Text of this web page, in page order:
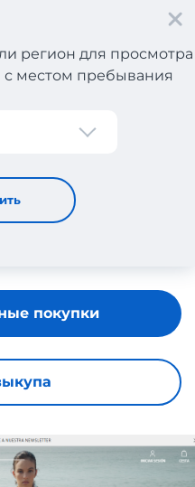
регион для просмотра
с местом пребывания
покупки